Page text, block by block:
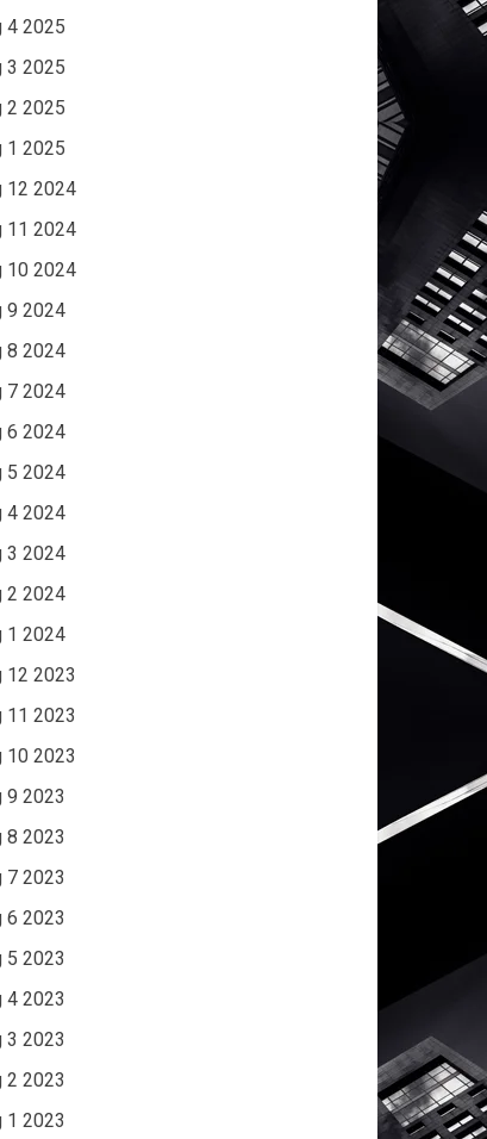
4 2025
3 2025
2 2025
1 2025
12 2024
11 2024
10 2024
9 2024
8 2024
7 2024
6 2024
5 2024
4 2024
3 2024
2 2024
1 2024
12 2023
11 2023
10 2023
9 2023
8 2023
7 2023
6 2023
5 2023
4 2023
3 2023
2 2023
1 2023